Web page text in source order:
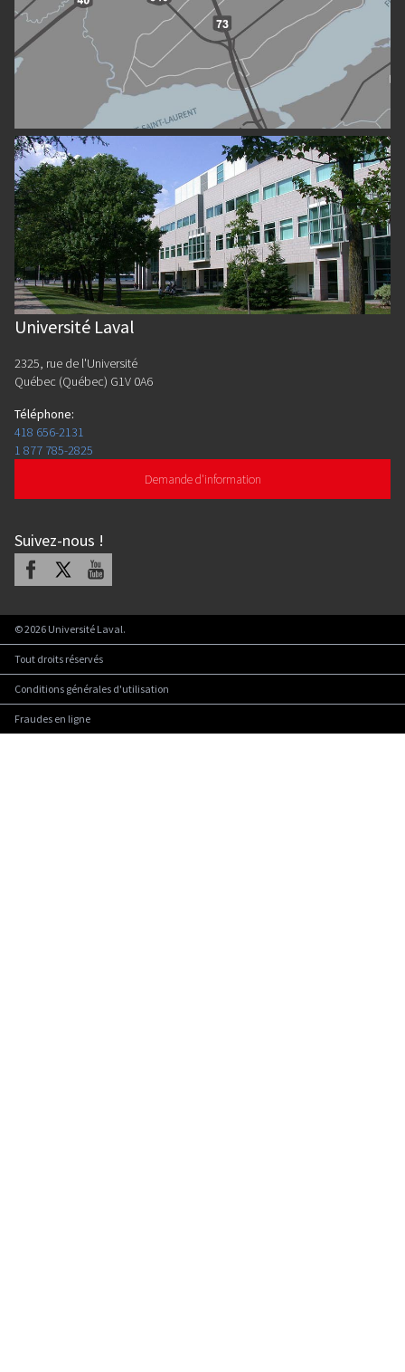
Université Laval
2325, rue de l'Université
Québec (Québec) G1V 0A6
Téléphone:
418 656-2131
1 877 785-2825
Demande d'information
Suivez-nous !
Facebook Youtube
©2026 Université Laval.
Tout droits réservés
Conditions générales d'utilisation
Fraudes en ligne